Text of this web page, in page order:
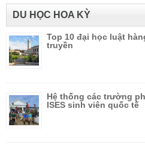
DU HỌC HOA KỲ
Top 10 đại học luật
truyền
Hệ thống các trường
ISES sinh viên quốc tế